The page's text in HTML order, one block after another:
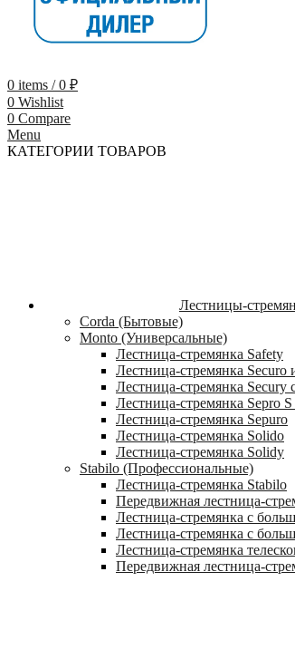
0 items / 0 ₽
0 Wishlist
0 Compare
Menu
КАТЕГОРИИ ТОВАРОВ
Лестницы-
Corda (Бытовые)
Monto (Универсальные)
Лестница-стремянка Safety
Лестница-стремянка Securo
Лестница-стремянка Secury
Лестница-стремянка Sepro
Лестница-стремянка Sepuro
Лестница-стремянка Solido
Лестница-стремянка Solidy
Stabilo (Профессиональные)
Лестница-стремянка Stabilo
Передвижная лестница-
Лестница-стремянка с
Лестница-стремянка с
Лестница-стремянка
Передвижная лестница-